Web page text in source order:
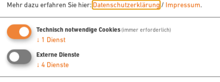
Kontakt
Tourist-Information Neumarkt
Rathausplatz 1
Mehr dazu erfahren Sie hier:Datenschutzerklärung / Impressum.
Technisch notwendige Cookies(immer erforderlich)
↓ 1 Dienst
Externe Dienste
↓ 4 Dienste